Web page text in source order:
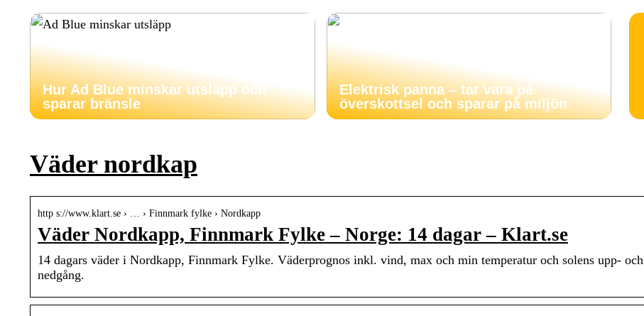
Hur Ad Blue minskar utsläpp och
sparar bränsle
Elektrisk panna – tar vara på
överskottsel och sparar på miljön
Väder nordkap
http s://www.klart.se › … › Finnmark fylke › Nordkapp
Väder Nordkapp, Finnmark Fylke – Norge: 14 dagar – Klart.se
14 dagars väder i Nordkapp, Finnmark Fylke. Väderprognos inkl. vind, max och min temperatur och solens upp- och
nedgång.